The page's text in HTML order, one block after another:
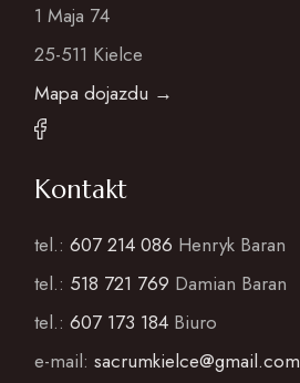
1 Maja 74
25-511 Kielce
Mapa dojazdu →
Kontakt
tel.:607 214 086 Henryk Baran
tel.: 518 721 769 Damian Baran
tel.:607 173 184 Biuro
e-mail:sacrumkielce@gmail.com